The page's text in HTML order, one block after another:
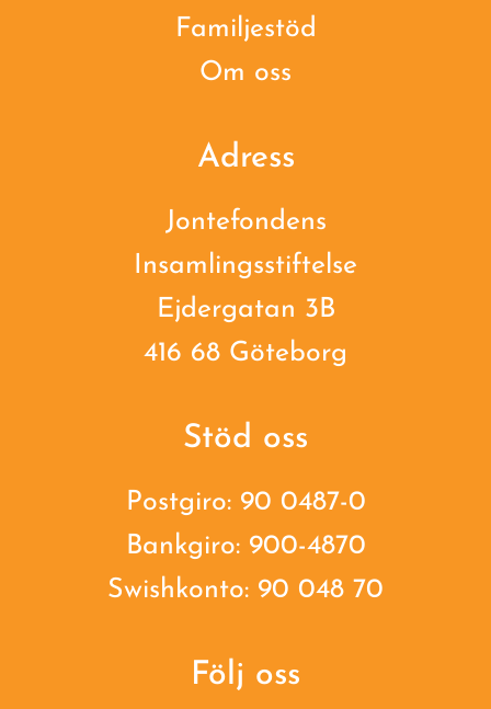
Familjestöd
Om oss
Adress
Jontefondens
Insamlingsstiftelse
Ejdergatan 3B
416 68 Göteborg
Stöd oss
Postgiro: 90 0487-0
Bankgiro: 900-4870
Swishkonto: 90 048 70
Följ oss